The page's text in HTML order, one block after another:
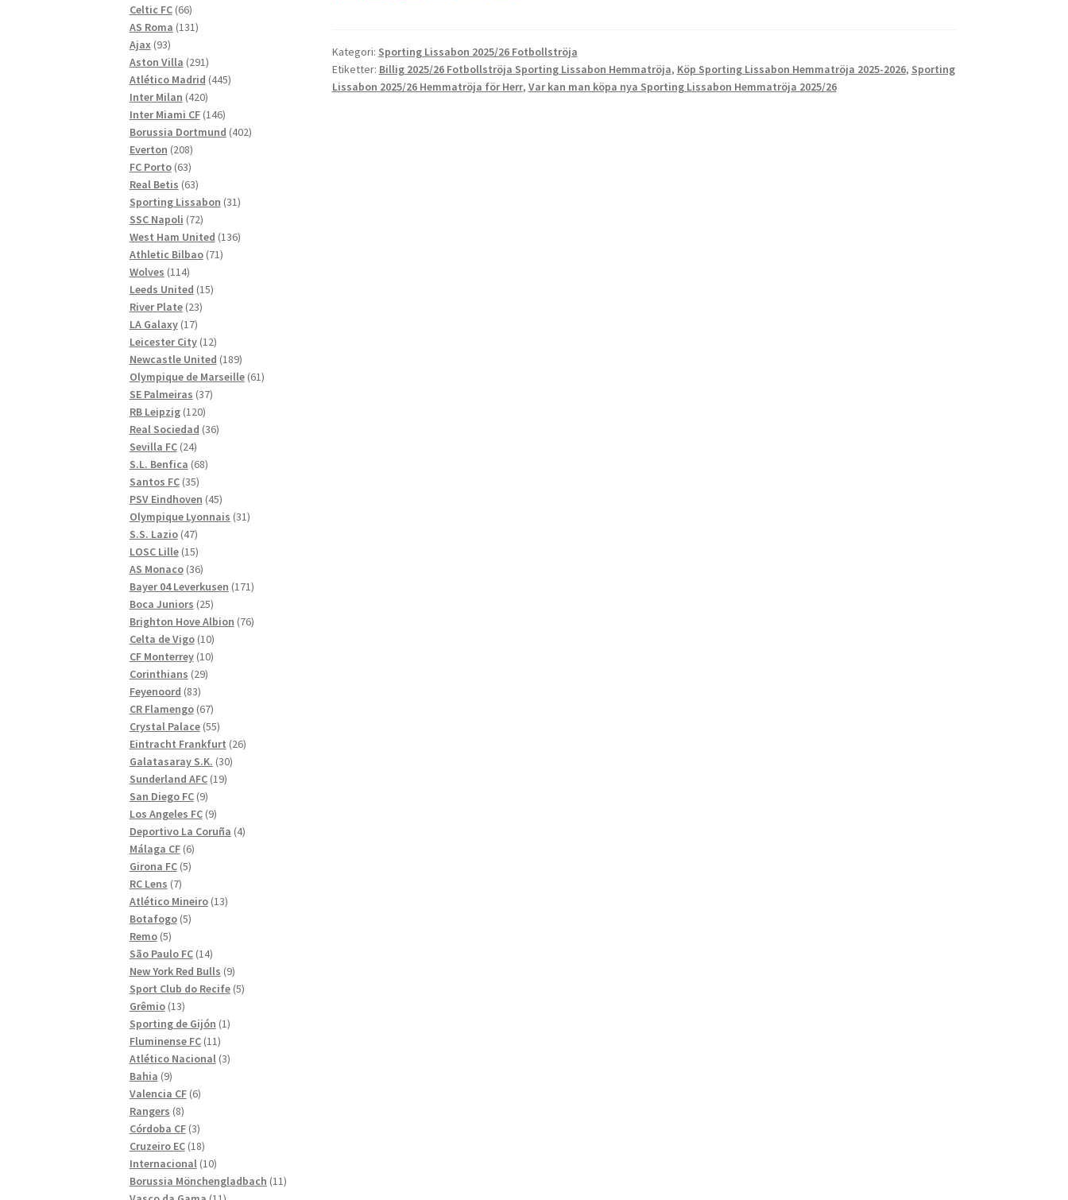
es
t
di
t
o
o
er l
Kategori: Sporting Lissabon 2025/26 Fotbollströja
Etiketter: Billig 2025/26 Fotbollströja Sporting Lissabon Hemmatröja, Köp Sporting Lissabon Hemmatröja 2025-2026, Sporting
Lissabon 2025/26 Hemmatröja för Herr, Var kan man köpa nya Sporting Lissabon Hemmatröja 2025/26
Celtic FC 6666
produkter
AS Roma 131131
Ajax 9393
produkter
Aston Villa 291291
produkter
Atlético Madrid 445445
Inter Milan 420420
produkter
Inter Miami CF 146146
produkter
Borussia Dortmund 402402
Everton 208208
produkter
FC Porto 6363
produkter
Real Betis 6363
produkter
Sporting Lissabon 3131
SSC Napoli 7272
produkter
West Ham United 136136
Athletic Bilbao 7171
Wolves 114114
produkter
Leeds United 1515
River Plate 2323
LA Galaxy 1717
produkter
Leicester City 1212
produkter
Newcastle United 189189
produkter
Olympique de Marseille 6161
SE Palmeiras 3737
RB Leipzig 120120
produkter
Real Sociedad 3636
Sevilla FC 2424
produkter
S.L. Benfica 6868
Santos FC 3535
produkter
PSV Eindhoven 4545
produkter
Olympique Lyonnais 3131
S.S. Lazio 4747
produkter
LOSC Lille 1515
produkter
AS Monaco 3636
produkter
Bayer 04 Leverkusen 171171
Boca Juniors 2525
produkter
Brighton Hove Albion 7676
Celta de Vigo 1010
produkter
CF Monterrey 1010
Corinthians 2929
Feyenoord 8383
produkter
CR Flamengo 6767
produkter
Crystal Palace 5555
produkter
Eintracht Frankfurt 2626
Galatasaray S.K. 3030
Sunderland AFC 1919
San Diego FC 99
produkter
Los Angeles FC 99
produkter
Deportivo La Coruña 44
Málaga CF 66
produkter
Girona FC 55
RC Lens 77
produkter
Atlético Mineiro 1313
Botafogo 55
Remo 55
produkter
São Paulo FC 1414
produkter
New York Red Bulls 99
produkter
Sport Club do Recife 55
Grêmio 1313
produkter
Sporting de Gijón 11
Fluminense FC 1111
produkter
Atlético Nacional 33
Bahia 99
produkter
Valencia CF 66
Rangers 88
produkter
Córdoba CF 33
produkter
Cruzeiro EC 1818
produkter
Internacional 1010
produkter
Borussia Mönchengladbach 1111